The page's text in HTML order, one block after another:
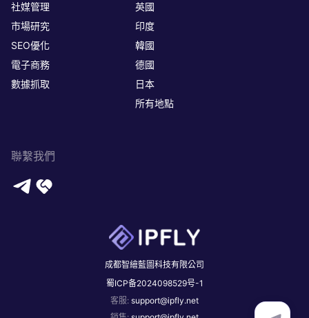
聯繫我們
成都智繪藍圖科技有限公司
蜀ICP备2024098529号-1
客服: support@ipfly.net
社媒管理
市場研究
SEO優化
電子商務
數據抓取
英國
印度
韓國
德國
日本
所有地點